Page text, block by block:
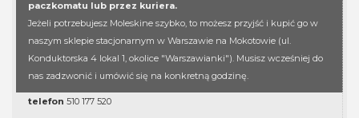
paczkomatu lub przez kuriera.
Jeżeli potrzebujesz Moleskine szybko, to możesz przyjść i kupić go w
naszym sklepie stacjonarnym w Warszawie na Mokotowie (ul.
Konduktorska 4 lokal 1, okolice "Warszawianki"). Musisz wcześniej do
nas zadzwonić i umówić się na konkretną godzinę.
telefon 510 177 520